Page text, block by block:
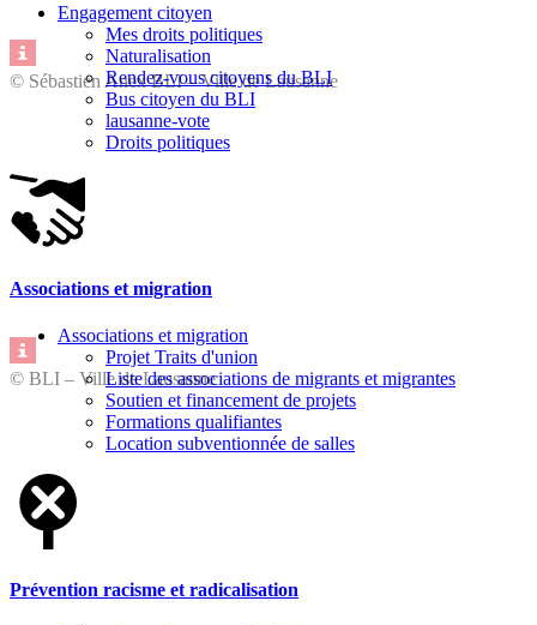
© Sébastien Anex BLI – Ville de Lausanne
© BLI – Ville de Lausanne
Engagement citoyen
Mes droits politiques
Naturalisation
Rendez-vous citoyens du BLI
Bus citoyen du BLI
lausanne-vote
Droits politiques
Associations et migration
Associations et migration
Projet Traits d'union
Liste des associations de migrants et migrantes
Soutien et financement de projets
Formations qualifiantes
Location subventionnée de salles
Prévention racisme et radicalisation